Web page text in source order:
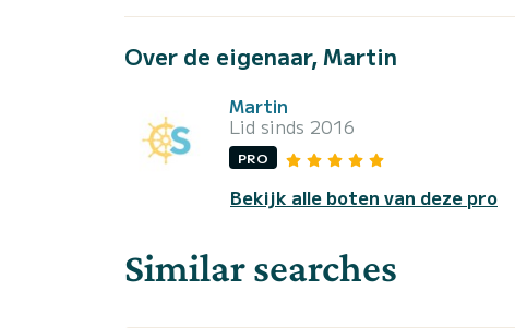
Over de eigenaar, Martin
Martin
Lid sinds 2016
PRO
Bekijk alle boten van deze pro
Similar searches